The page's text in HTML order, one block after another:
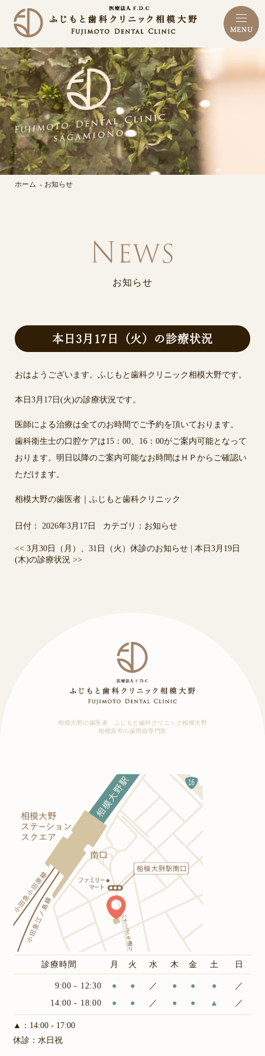
MENU
ホーム お知らせ
お知らせ
本日3月17日（火）の診療状況
おはようございます。ふじもと歯科クリニック相模大野です。
本日3月17日(火)の診療状況です。
医師による治療は全てのお時間でご予約を頂いております。
歯科衛生士の口腔ケアは15：00、16：00がご案内可能となって
おります。明日以降のご案内可能なお時間はＨＰからご確認い
ただけます。
相模大野の歯医者｜ふじもと歯科クリニック
日付： 2026年3月17日 カテゴリ： お知らせ
<< 3月30日（月）、31日（火）休診のお知らせ
本日3月19日
(木)の診療状況 >>
相模大野の歯医者 ふじもと歯科クリニック相模大野
相模原市の歯周病専門医
診療時間 月 火 水 木 金 土 日
9:00 - 12:30 ● ● ／ ● ● ●
／
14:00 - 18:00
● ● ／ ● ● ▲ ／
▲：14:00 - 17:00
休診：水日祝